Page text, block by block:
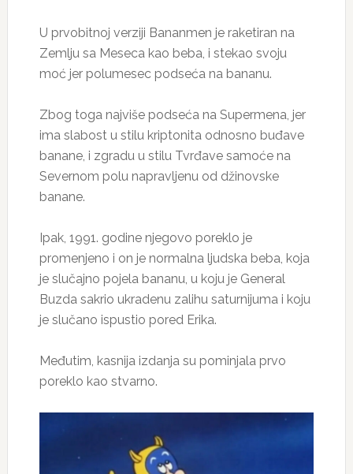
U prvobitnoj verziji Bananmen je raketiran na
Zemlju sa Meseca kao beba, i stekao svoju
moć jer polumesec podseća na bananu.
Zbog toga najviše podseća na Supermena, jer
ima slabost u stilu kriptonita odnosno buđave
banane, i zgradu u stilu Tvrđave samoće na
Severnom polu napravljenu od džinovske
banane.
Ipak, 1991. godine njegovo poreklo je
promenjeno i on je normalna ljudska beba, koja
je slučajno pojela bananu, u koju je General
Buzda sakrio ukradenu zalihu saturnijuma i koju
je slučano ispustio pored Erika.
Međutim, kasnija izdanja su pominjala prvo
poreklo kao stvarno.